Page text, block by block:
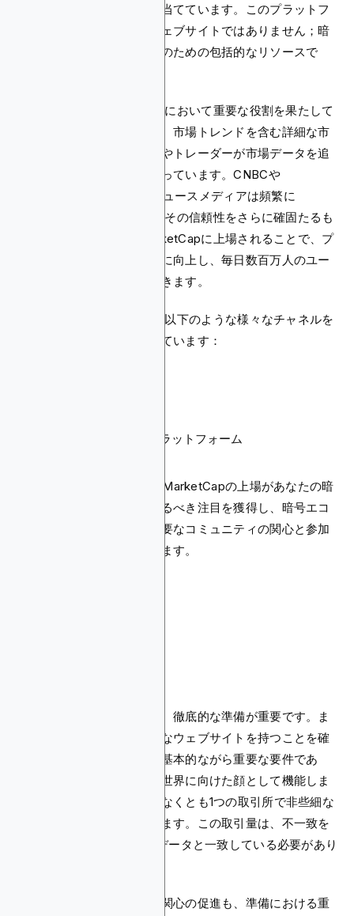
報を提供することに焦点を当てています。このプラットフ
ォームは単なる価格追跡ウェブサイトではありません；暗
号世界に関わるすべての人のための包括的なリソースで
CoinMarketCapは暗号市場において重要な役割を果たして
います。時価総額、取引量、市場トレンドを含む詳細な市
場データを提供し、投資家やトレーダーが市場データを追
跡するためのリソースとなっています。CNBCや
Bloombergなどの主要なニュースメディアは頻繁に
CoinMarketCapを引用し、その信頼性をさらに確固たるも
のにしています。CoinMarketCapに上場されることで、プ
ロジェクトの知名度が大幅に向上し、毎日数百万人のユー
ザーを惹きつけることができます。
さらに、CoinMarketCapは以下のような様々なチャネルを
通じてユーザーにリーチしています：
ソーシャルメディアプラットフォーム
この幅広いリーチは、CoinMarketCapの上場があなたの暗
号プロジェクトが当然受けるべき注目を獲得し、暗号エコ
システムの成長にとって重要なコミュニティの関心と参加
を促進できることを意味します。
上場プロセスを進める前に、徹底的な準備が重要です。ま
ず、プロジェクトが機能的なウェブサイトを持つことを確
実にしてください。これは基本的ながら重要な要件であ
り、それはプロジェクトの世界に向けた顔として機能しま
す。さらに、トークンは少なくとも1つの取引所で非些細な
取引活動を持つ必要があります。この取引量は、不一致を
避けるために取引所のAPIデータと一致している必要があり
コミュニティとの関わりと関心の促進も、準備における重